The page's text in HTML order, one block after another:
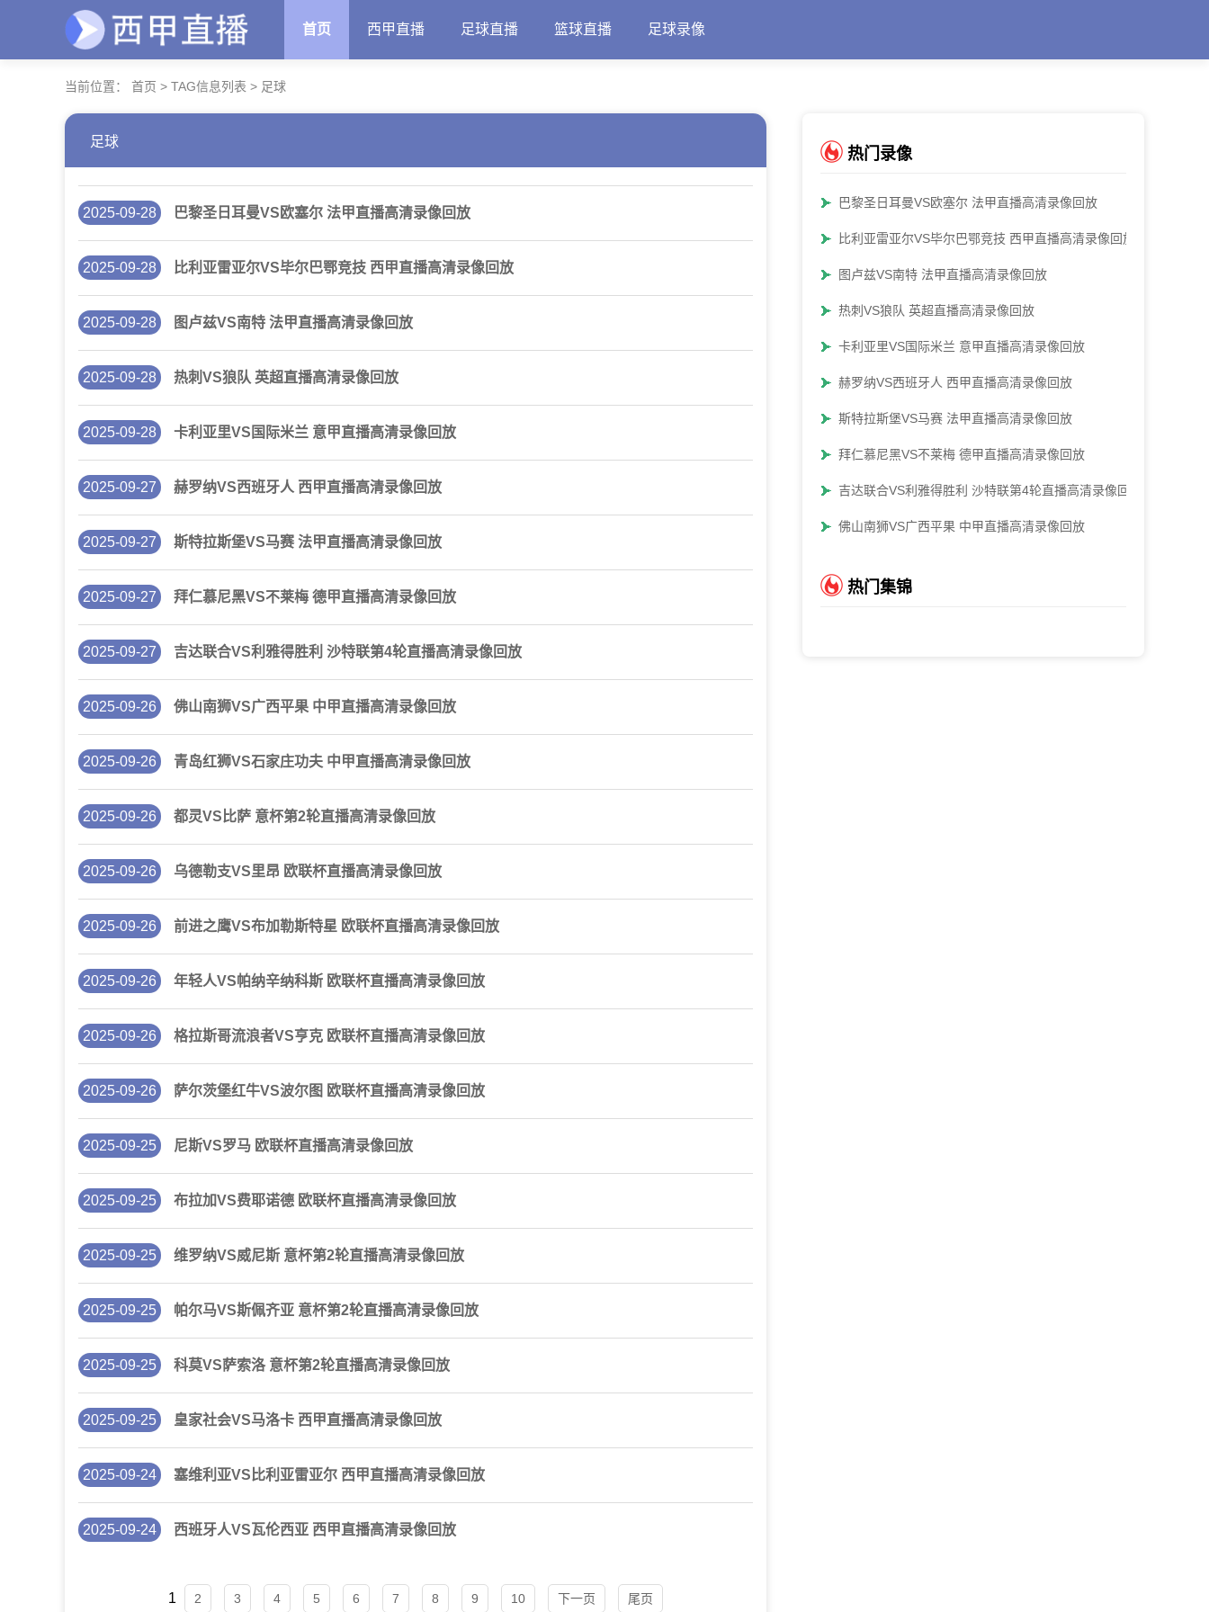
首页 西甲直播 足球直播 篮球直播 足球录像
当前位置： 首页 > TAG信息列表 > 足球
足球
2025-09-28 巴黎圣日耳曼VS欧塞尔 法甲直播高清录像回放
2025-09-28 比利亚雷亚尔VS毕尔巴鄂竞技 西甲直播高清录像回放
2025-09-28 图卢兹VS南特 法甲直播高清录像回放
2025-09-28 热刺VS狼队 英超直播高清录像回放
2025-09-28 卡利亚里VS国际米兰 意甲直播高清录像回放
2025-09-27 赫罗纳VS西班牙人 西甲直播高清录像回放
2025-09-27 斯特拉斯堡VS马赛 法甲直播高清录像回放
2025-09-27 拜仁慕尼黑VS不莱梅 德甲直播高清录像回放
2025-09-27 吉达联合VS利雅得胜利 沙特联第4轮直播高清录像回放
2025-09-26 佛山南狮VS广西平果 中甲直播高清录像回放
2025-09-26 青岛红狮VS石家庄功夫 中甲直播高清录像回放
2025-09-26 都灵VS比萨 意杯第2轮直播高清录像回放
2025-09-26 乌德勒支VS里昂 欧联杯直播高清录像回放
2025-09-26 前进之鹰VS布加勒斯特星 欧联杯直播高清录像回放
2025-09-26 年轻人VS帕纳辛纳科斯 欧联杯直播高清录像回放
2025-09-26 格拉斯哥流浪者VS亨克 欧联杯直播高清录像回放
2025-09-26 萨尔茨堡红牛VS波尔图 欧联杯直播高清录像回放
2025-09-25 尼斯VS罗马 欧联杯直播高清录像回放
2025-09-25 布拉加VS费耶诺德 欧联杯直播高清录像回放
2025-09-25 维罗纳VS威尼斯 意杯第2轮直播高清录像回放
2025-09-25 帕尔马VS斯佩齐亚 意杯第2轮直播高清录像回放
2025-09-25 科莫VS萨索洛 意杯第2轮直播高清录像回放
2025-09-25 皇家社会VS马洛卡 西甲直播高清录像回放
2025-09-24 塞维利亚VS比利亚雷亚尔 西甲直播高清录像回放
2025-09-24 西班牙人VS瓦伦西亚 西甲直播高清录像回放
1 2 3 4 5 6 7 8 9 10 下一页 尾页
热门录像
巴黎圣日耳曼VS欧塞尔 法甲直播高清录像回放
比利亚雷亚尔VS毕尔巴鄂竞技 西甲直播高清录像回放
图卢兹VS南特 法甲直播高清录像回放
热刺VS狼队 英超直播高清录像回放
卡利亚里VS国际米兰 意甲直播高清录像回放
赫罗纳VS西班牙人 西甲直播高清录像回放
斯特拉斯堡VS马赛 法甲直播高清录像回放
拜仁慕尼黑VS不莱梅 德甲直播高清录像回放
吉达联合VS利雅得胜利 沙特联第4轮直播高清录像回放
佛山南狮VS广西平果 中甲直播高清录像回放
热门集锦